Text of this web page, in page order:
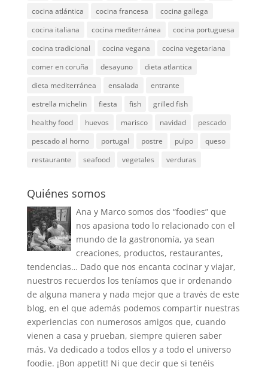
cocina atlántica
cocina francesa
cocina gallega
cocina italiana
cocina mediterránea
cocina portuguesa
cocina tradicional
cocina vegana
cocina vegetariana
comer en coruña
desayuno
dieta atlantica
dieta mediterránea
ensalada
entrante
estrella michelin
fiesta fish
grilled fish
healthy food
huevos marisco navidad
pescado
pescado al horno
portugal postre pulpo
queso
restaurante
seafood vegetales verduras
Quiénes somos
Ana y Marco somos dos “foodies” que
nos apasiona todo lo relacionado con el
mundo de la gastronomía, ya sean
creaciones, productos, restaurantes,
tendencias… Dado que nos encanta cocinar y viajar,
nuestros recuerdos los teníamos que ir ordenando
de alguna manera y nada mejor que a través de este
blog, en el que además podemos compartir nuestras
experiencias con numerosos amigos que, cuando
vienen a casa y prueban, siempre quieren saber
más. Va dedicado a todos ellos y a todo el universo
foodie. ¡Bon appetit! Ni que decir que si tenéis